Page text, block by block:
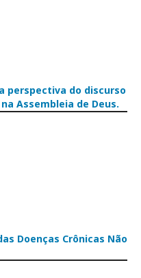
perspectiva do discurso
Assembleia de Deus.
Doenças Crônicas Não